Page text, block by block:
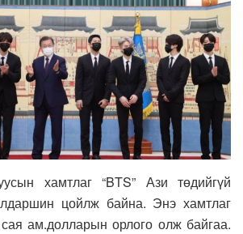
хамтлаг “BTS” Ази төдийгүй
цойлж байна. Энэ хамтлаг
ам.долларын орлого олж байгаа.